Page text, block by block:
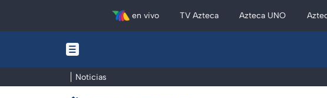
en vivo TV Azteca Azteca UNO
Noticias